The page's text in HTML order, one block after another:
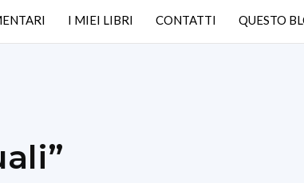
I MIEI LIBRI CONTATTI QUESTO